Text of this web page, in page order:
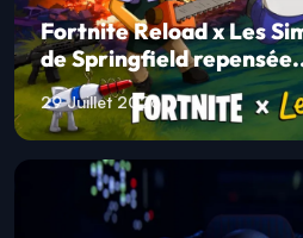
Fortnite Reload x Les
de Springfield
29 Juillet 2026